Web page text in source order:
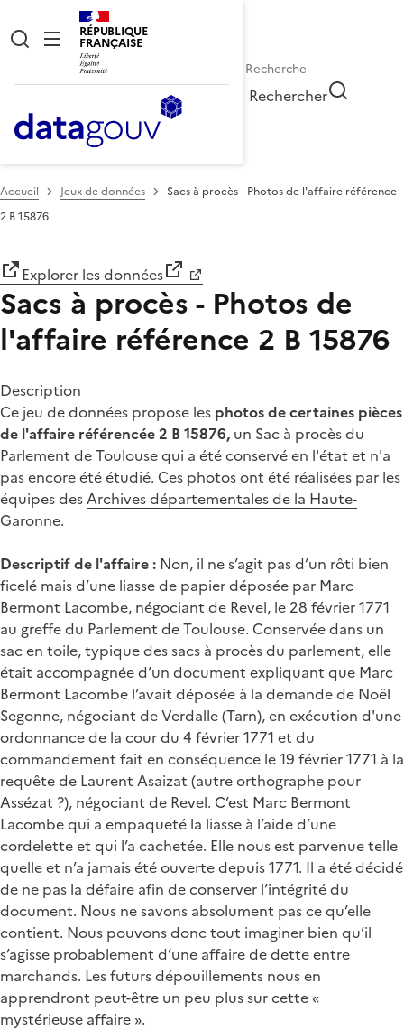
RÉPUBLIQUE
FRANÇAISE
Rechercher
Accueil Jeux de données
Sacs à procès - Photos de l'affaire référence
2 B 15876
Explorer les données
Sacs à procès - Photos de
l'affaire référence 2 B 15876
Description
Ce jeu de données propose les photos de certaines pièces
de l'affaire référencée 2 B 15876, un Sac à procès du
Parlement de Toulouse qui a été conservé en l'état et n'a
pas encore été étudié. Ces photos ont été réalisées par les
équipes desArchives départementales de la Haute-
Garonne.
Descriptif de l'affaire : Non, il ne s’agit pas d’un rôti bien
ficelé mais d’une liasse de papier déposée par Marc
Bermont Lacombe, négociant de Revel, le 28 février 1771
au greffe du Parlement de Toulouse. Conservée dans un
sac en toile, typique des sacs à procès du parlement, elle
était accompagnée d’un document expliquant que Marc
Bermont Lacombe l’avait déposée à la demande de Noël
Segonne, négociant de Verdalle (Tarn), en exécution d'une
ordonnance de la cour du 4 février 1771 et du
commandement fait en conséquence le 19 février 1771 à la
requête de Laurent Asaizat (autre orthographe pour
Assézat ?), négociant de Revel. C’est Marc Bermont
Lacombe qui a empaqueté la liasse à l’aide d’une
cordelette et qui l’a cachetée. Elle nous est parvenue telle
quelle et n’a jamais été ouverte depuis 1771. Il a été décidé
de ne pas la défaire afin de conserver l’intégrité du
document. Nous ne savons absolument pas ce qu’elle
contient. Nous pouvons donc tout imaginer bien qu’il
s’agisse probablement d’une affaire de dette entre
marchands. Les futurs dépouillements nous en
apprendront peut-être un peu plus sur cette «
mystérieuse affaire ».